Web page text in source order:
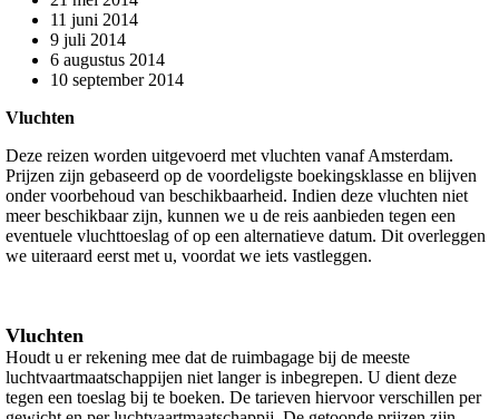
11 juni 2014
9 juli 2014
6 augustus 2014
10 september 2014
Vluchten
Deze reizen worden uitgevoerd met vluchten vanaf Amsterdam.
Prijzen zijn gebaseerd op de voordeligste boekingsklasse en blijven
onder voorbehoud van beschikbaarheid. Indien deze vluchten niet
meer beschikbaar zijn, kunnen we u de reis aanbieden tegen een
eventuele vluchttoeslag of op een alternatieve datum. Dit overleggen
we uiteraard eerst met u, voordat we iets vastleggen.
Vluchten
Houdt u er rekening mee dat de ruimbagage bij de meeste
luchtvaartmaatschappijen niet langer is inbegrepen. U dient deze
tegen een toeslag bij te boeken. De tarieven hiervoor verschillen per